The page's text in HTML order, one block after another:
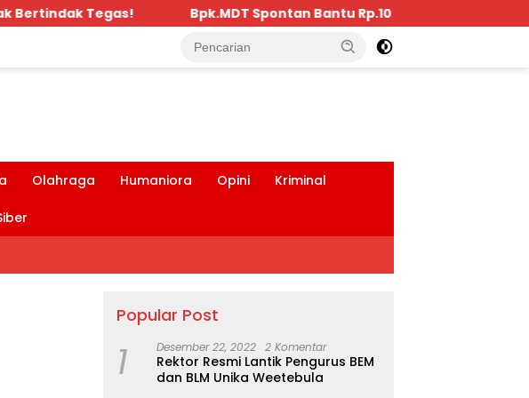
Spontan Bantu Rp.10 Juta, Kepada Pengurus KKBD Seluruh Warga
Olahraga Humaniora Opini Kriminal
Popular Post
1 Desember 22, 2022 2 Komentar
Rektor Resmi Lantik Pengurus BEM
dan BLM Unika Weetebula